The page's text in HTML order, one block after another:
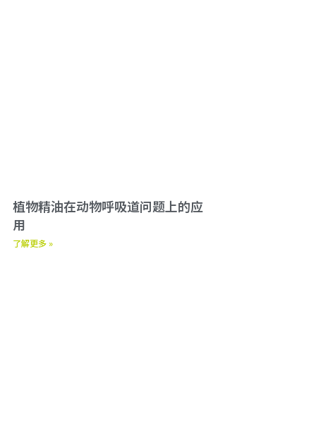
植物精油在动物呼吸道问题上的应
用
了解更多 »